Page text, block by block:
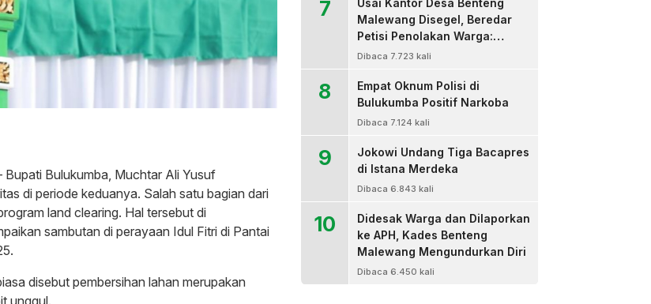
Bulukumba, Muchtar Ali Yusuf
di periode keduanya. Salah satu bagian dari
land clearing. Hal tersebut di
sambutan di perayaan Idul Fitri di Pantai
disebut pembersihan lahan merupakan
unggul.
7
Usai Kantor Desa Benteng
Malewang Disegel, Beredar
Petisi Penolakan Warga:
Sekretaris Hingga BPD Turut
Dibaca 7.723 kali
8
Empat Oknum Polisi di
Bulukumba Positif Narkoba
Dibaca 7.124 kali
9
Jokowi Undang Tiga Bacapres
di Istana Merdeka
Dibaca 6.843 kali
10
Didesak Warga dan Dilaporkan
ke APH, Kades Benteng
Malewang Mengundurkan Diri
Dibaca 6.450 kali